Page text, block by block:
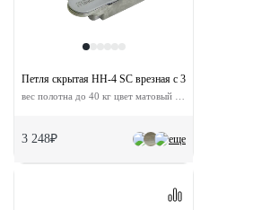
еще
Петля скрытая HH-4 SC врезная с 3D-регулировкой
3 248₽